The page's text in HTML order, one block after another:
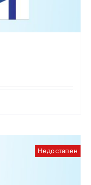
Недостапен